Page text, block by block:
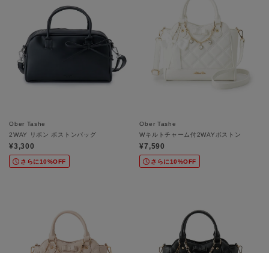
Ober Tashe
2WAY リボン ボストンバッグ
¥3,300
さらに10%OFF
Ober Tashe
Wキルトチャーム付2WAYボストン
¥7,590
さらに10%OFF